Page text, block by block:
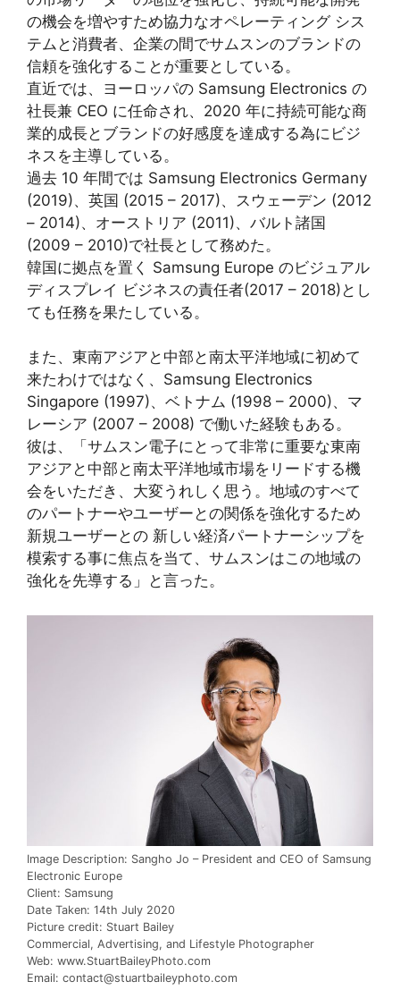
の機会を増やすため協力なオペレーティング シス
テムと消費者、企業の間でサムスンのブランドの
信頼を強化することが重要としている。
直近では、ヨーロッパの Samsung Electronics の
社長兼 CEO に任命され、2020 年に持続可能な商
業的成長とブランドの好感度を達成する為にビジ
ネスを主導している。
過去 10 年間では Samsung Electronics Germany
(2019)、英国 (2015 – 2017)、スウェーデン (2012
– 2014)、オーストリア (2011)、バルト諸国
(2009 – 2010)で社長として務めた。
韓国に拠点を置く Samsung Europe のビジュアル
ディスプレイ ビジネスの責任者(2017 – 2018)とし
ても任務を果たしている。
また、東南アジアと中部と南太平洋地域に初めて
来たわけではなく、Samsung Electronics
Singapore (1997)、ベトナム (1998 – 2000)、マ
レーシア (2007 – 2008) で働いた経験もある。
彼は、「サムスン電子にとって非常に重要な東南
アジアと中部と南太平洋地域市場をリードする機
会をいただき、大変うれしく思う。地域のすべて
のパートナーやユーザーとの関係を強化するため
新規ユーザーとの 新しい経済パートナーシップを
模索する事に焦点を当て、サムスンはこの地域の
強化を先導する」と言った。
Image Description: Sangho Jo – President and CEO of Samsung
Electronic Europe
Client: Samsung
Date Taken: 14th July 2020
Picture credit: Stuart Bailey
Commercial, Advertising, and Lifestyle Photographer
Web: www.StuartBaileyPhoto.com
Email: contact@stuartbaileyphoto.com